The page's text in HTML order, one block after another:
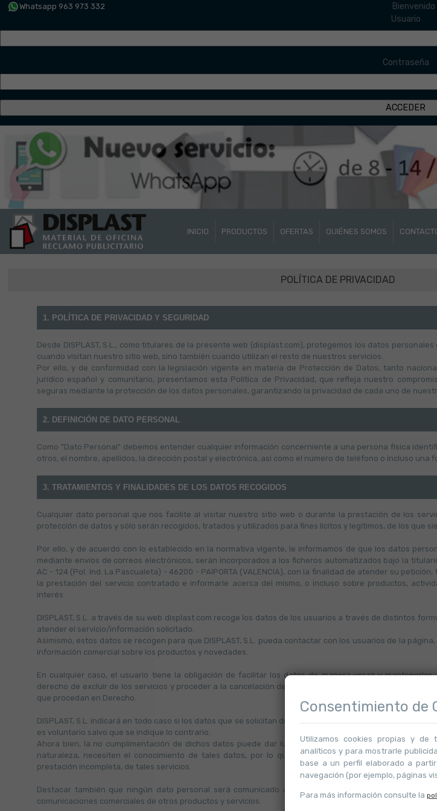
Whatsapp 963 973 332
Usuario
Contraseña
INICIO PRODUCTOS OFERTAS QUIÉNES SOMOS
POLÍTICA DE PRIVACIDAD
1. POLÍTICA DE PRIVACIDAD Y SEGURIDAD
Desde DISPLAST, S.L., como titulares de la presente web (displast.com), protegemos los datos
cuando visitan nuestro sitio web, sino también cuando utilizan el resto de nuestros servicios.
Por ello, y de conformidad con la legislación vigente en materia de Protección de Datos, tanto
jurídico español y comunitario, presentamos esta Política de Privacidad, que refleja nuestro
seguras mediante la protección de los datos personales, garantizando la privacidad de cada uno de
2. DEFINICIÓN DE DATO PERSONAL
Como "Dato Personal" debemos entender cualquier información concerniente a una persona física
otros, el nombre, apellidos, la dirección postal y electrónica, así como el número de teléfono o incluso una
3. TRATAMIENTOS Y FINALIDADES DE LOS DATOS RECOGIDOS
Cualquier dato personal que nos facilite al visitar nuestro sitio web o durante la prestación de los
protección de datos y sólo serán recogidos, tratados y utilizados para fines lícitos y legítimos, de los que
Por ello, y de acuerdo con lo establecido en la normativa vigente, le informamos de que los datos
mediante envíos de correos electrónicos, serán incorporados a los ficheros automatizados bajo la
AC - 124 (Pol. Ind. La Pascualeta) - 46200 - PAIPORTA (VALENCIA), con la finalidad de atender su
la prestación del servicio contratado e informarle acerca del mismo, o incluso sobre productos,
interés.
DISPLAST, S.L. a través de su web displast.com recoge los datos de los usuarios a través de distintos
atender el servicio/información solicitado.
Asimismo, estos datos se recogen para que DISPLAST, S.L. pueda contactar con los usuarios de la
información comercial sobre los productos y novedades.
En cualquier caso, el usuario tiene la obligación de facilitar los datos de manera veraz y mantenerlos
derecho de excluir de los servicios y proceder a la cancelación del servicio a todo usuario que haya
que procedan en Derecho.
DISPLAST, S.L. indicará en todo caso si los datos que se solicitan deben facilitarse o no con carácter
es voluntario salvo que se indique lo contrario.
Ahora bien, la no cumplimentación de dichos datos puede dar lugar a que DISPLAST, S.L. se vea
naturaleza, necesiten el conocimiento de tales datos, por lo que, en tales casos DISPLAST, S.L.
prestación incompleta, de tales servicios.
Destacar también que ningún dato personal será comunicado a empresas externas si no se
comunicaciones comerciales de otros productos y servicios.
Consentimiento de
Utilizamos cookies propias y de
analíticos y para mostrarle
base a un perfil elaborado a
navegación (por ejemplo, páginas
Para más información consulte la